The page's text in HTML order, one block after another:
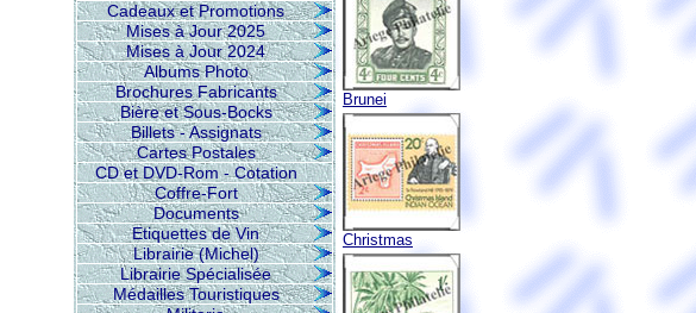
Cadeaux et Promotions
Mises à Jour 2025
Mises à Jour 2024
Albums Photo
Brochures Fabricants
Bière et Sous-Bocks
Billets - Assignats
Cartes Postales
CD et DVD-Rom - Cotation
Coffre-Fort
Documents
Etiquettes de Vin
Librairie (Michel)
Librairie Spécialisée
Médailles Touristiques
Brunei
Christmas